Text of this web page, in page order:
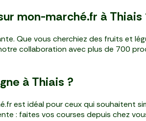
mon-marché.fr à Thiais
Que vous cherchiez des fruits et
collaboration avec plus de 700
à Thiais ?
est idéal pour ceux qui souhaitent
: faites vos courses depuis chez